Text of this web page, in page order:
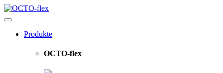
Produkte
OCTO-flex